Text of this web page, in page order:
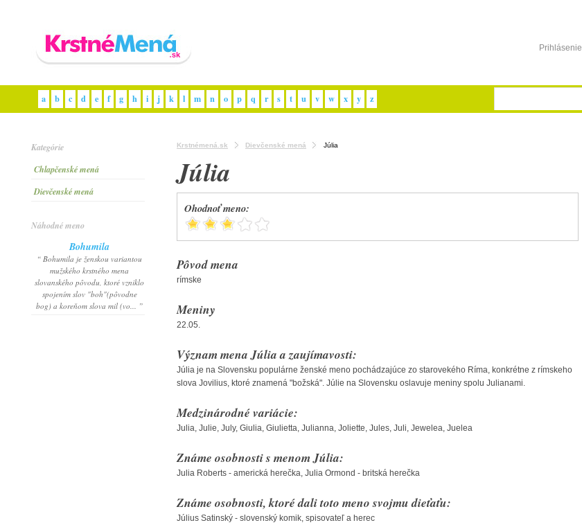
Prihlásenie
a b c d e f g h i j k l m n o p q r s t u v w x y z
Kategórie
Chlapčenské mená
Dievčenské mená
Náhodné meno
Bohumila
“ Bohumila je ženskou variantou
mužského krstného mena
slovanského pôvodu, ktoré vzniklo
spojením slov "boh"(pôvodne
bog) a koreňom slova mil (vo... ”
Krstnémená.sk Dievčenské mená Júlia
Júlia
Ohodnoť meno:
Pôvod mena
rímske
Meniny
22.05.
Význam mena Júlia a zaujímavosti:
Júlia je na Slovensku populárne ženské meno pochádzajúce zo starovekého Ríma, konkrétne z rímskeho
slova Jovilius, ktoré znamená "božská". Júlie na Slovensku oslavuje meniny spolu Julianami.
Medzinárodné variácie:
Julia, Julie, July, Giulia, Giulietta, Julianna, Joliette, Jules, Juli, Jewelea, Juelea
Známe osobnosti s menom Júlia:
Julia Roberts - americká herečka, Julia Ormond - britská herečka
Známe osobnosti, ktoré dali toto meno svojmu dieťaťu:
Július Satinský - slovenský komik, spisovateľ a herec